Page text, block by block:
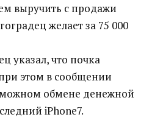
выручить с продажи
желает за 75 000
указал, что почка
этом в сообщении
обмене денежной
iPhone7.